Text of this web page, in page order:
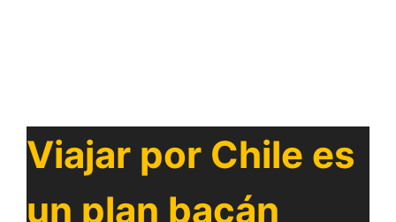
Viajar por Chile es
un plan bacán